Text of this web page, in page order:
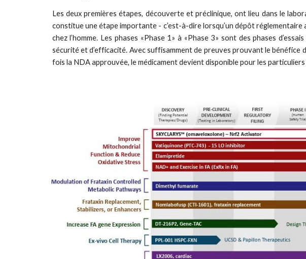
Les deux premières étapes, découverte et préclinique, ont lieu dans le
constitue une étape importante - c’est-à-dire lorsqu’un dépôt
chez l’homme. Les phases «Phase 1» à «Phase 3» sont des phases
sécurité et d’efficacité. Avec suffisamment de preuves prouvant le bénéfice
fois la NDA approuvée, le médicament devient disponible pour les